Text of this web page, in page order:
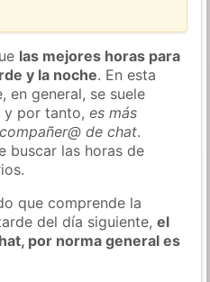
las mejores horas para
y la noche. En esta
en general, se suele
y por tanto,es más
de chat.
buscar las horas de
que comprende la
del día siguiente,el
por norma general es